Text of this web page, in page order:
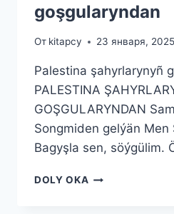
goşgularyndan
От kitapcy 23 января, 2025
Palestina şahyrlarynyñ
PALESTINA
GOŞGULARYNDAN
Songmiden gelýän Men
Bagyşla sen, söýgülim.
DOLY OKA PALESTINA